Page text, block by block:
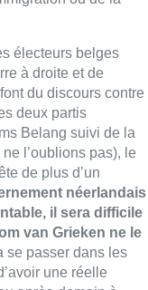
passer dans les
une réelle
après-demain à
s’invite dans
l’avouer”